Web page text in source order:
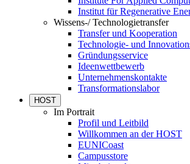
Institut für Regenerative
Wissens-/ Technologietransfer
Transfer und Kooperation
Technologie- und
Gründungsservice
Ideenwettbewerb
Unternehmenskontakte
Transformationslabor
HOST
Im Portrait
Profil und Leitbild
Willkommen an der HOST
EUNICoast
Campusstore